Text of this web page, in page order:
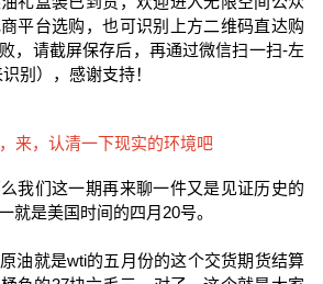
商平台选购，也可识别上方二维码直达购
，请截屏保存后，再通过微信扫一扫-左
别），感谢支持！
我们这一期再来聊一件又是见证历史的
就是美国时间的四月20号。
油就是wti的五月份的这个交货期货结算